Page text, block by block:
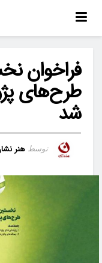
فراخوان
طرح‌های
شد
توسط هنر